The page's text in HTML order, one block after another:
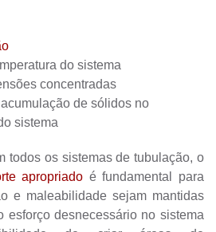
do sistema
concentradas
de sólidos no
sistema
todos os sistemas de tubulação, o
apropriado é fundamental para
e maleabilidade sejam mantidas
esforço desnecessário no sistema